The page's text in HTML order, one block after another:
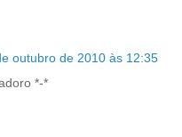
outubro de 2010 às 12:35
*-*